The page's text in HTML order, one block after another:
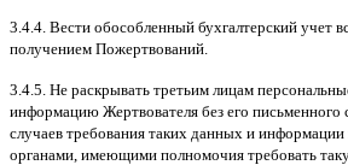
3.4.4. Вести обособленный бухгалтерский учет
получением Пожертвований
3.4.5. Не раскрывать третьим лицам
информацию Жертвователя без его письменного
случаев требования таких данных и
органами имеющими полномочия требовать